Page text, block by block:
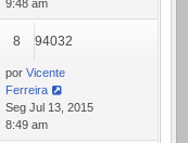
9:48 am
8 94032
por Vicente
Ferreira
Seg Jul 13, 2015
8:49 am